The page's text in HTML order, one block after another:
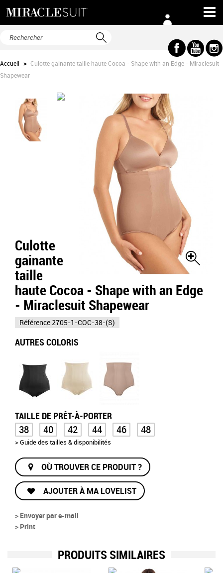
Accueil > Culotte gainante taille haute Cocoa - Shape with an Edge - Miraclesuit
Shapewear
Culotte
gainante
taille
haute Cocoa - Shape with an Edge
- Miraclesuit Shapewear
Référence 2705-1-COC-38-(S)
AUTRES COLORIS
TAILLE DE PRÊT-À-PORTER
38 40 42 44 46 48
> Guide des tailles & disponibilités
OÙ TROUVER CE PRODUIT ?
AJOUTER À MA LOVELIST
> Envoyer par e-mail
> Print
PRODUITS SIMILAIRES